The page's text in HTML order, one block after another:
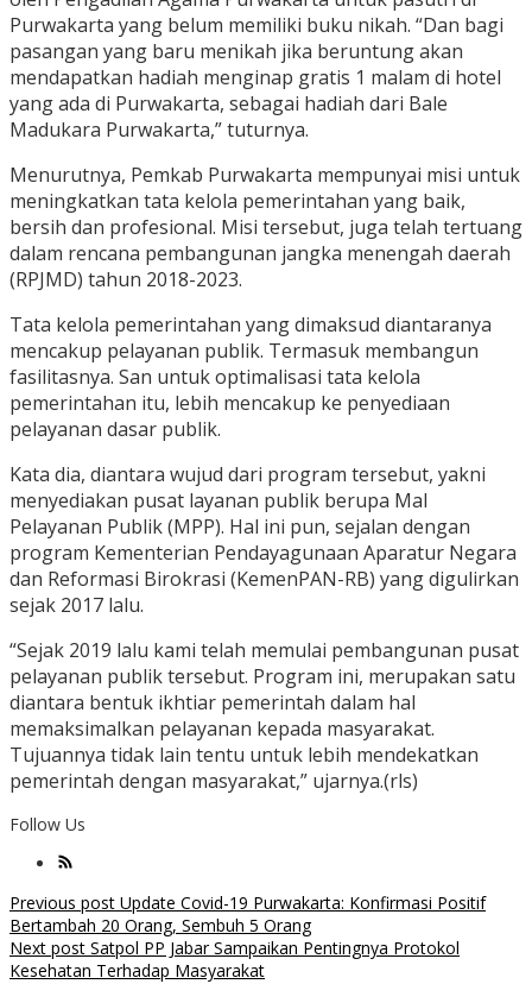
Purwakarta yang belum memiliki buku nikah. “Dan bagi
pasangan yang baru menikah jika beruntung akan
mendapatkan hadiah menginap gratis 1 malam di hotel
yang ada di Purwakarta, sebagai hadiah dari Bale
Madukara Purwakarta,” tuturnya.
Menurutnya, Pemkab Purwakarta mempunyai misi untuk
meningkatkan tata kelola pemerintahan yang baik,
bersih dan profesional. Misi tersebut, juga telah tertuang
dalam rencana pembangunan jangka menengah daerah
(RPJMD) tahun 2018-2023.
Tata kelola pemerintahan yang dimaksud diantaranya
mencakup pelayanan publik. Termasuk membangun
fasilitasnya. San untuk optimalisasi tata kelola
pemerintahan itu, lebih mencakup ke penyediaan
pelayanan dasar publik.
Kata dia, diantara wujud dari program tersebut, yakni
menyediakan pusat layanan publik berupa Mal
Pelayanan Publik (MPP). Hal ini pun, sejalan dengan
program Kementerian Pendayagunaan Aparatur Negara
dan Reformasi Birokrasi (KemenPAN-RB) yang digulirkan
sejak 2017 lalu.
“Sejak 2019 lalu kami telah memulai pembangunan pusat
pelayanan publik tersebut. Program ini, merupakan satu
diantara bentuk ikhtiar pemerintah dalam hal
memaksimalkan pelayanan kepada masyarakat.
Tujuannya tidak lain tentu untuk lebih mendekatkan
pemerintah dengan masyarakat,” ujarnya.(rls)
Follow Us
Post
navigation
Previous post Update Covid-19 Purwakarta: Konfirmasi Positif
Bertambah 20 Orang, Sembuh 5 Orang
Next post Satpol PP Jabar Sampaikan Pentingnya Protokol
Kesehatan Terhadap Masyarakat